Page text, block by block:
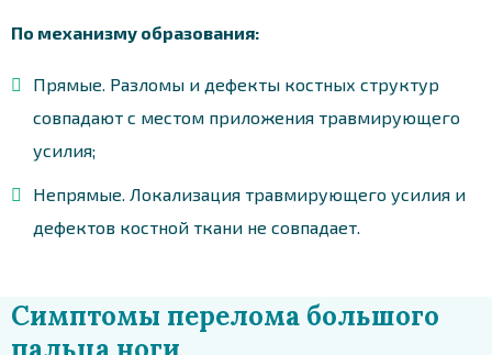
По механизму образования:
Прямые. Разломы и дефекты костных структур
совпадают с местом приложения травмирующего
усилия;
Непрямые. Локализация травмирующего усилия и
дефектов костной ткани не совпадает.
Симптомы перелома большого